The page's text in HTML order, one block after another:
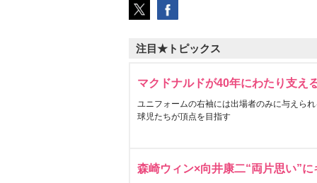
注目★トピックス
マクドナルドが40年にわたり支え
ユニフォームの右袖には出場者のみに与えら
球児たちが頂点を目指す
森崎ウィン×向井康二“両片思い”